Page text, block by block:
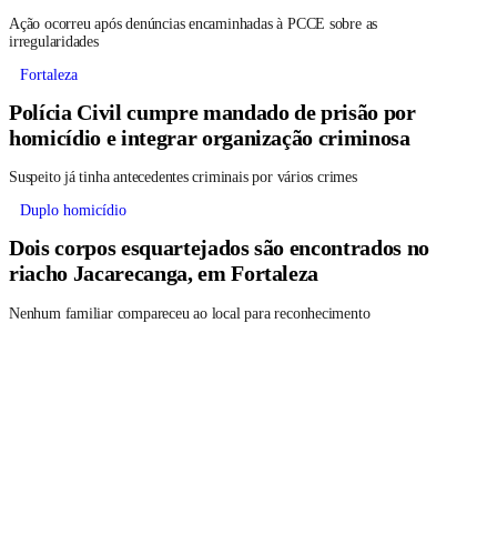
Ação ocorreu após denúncias encaminhadas à PCCE sobre as
irregularidades
Fortaleza
Polícia Civil cumpre mandado de prisão por
homicídio e integrar organização criminosa
Suspeito já tinha antecedentes criminais por vários crimes
Duplo homicídio
Dois corpos esquartejados são encontrados no
riacho Jacarecanga, em Fortaleza
Nenhum familiar compareceu ao local para reconhecimento